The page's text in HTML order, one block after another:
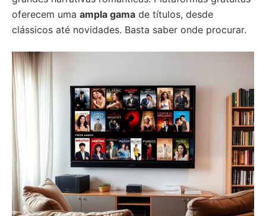
oferecem uma ampla gama de títulos, desde
clássicos até novidades. Basta saber onde procurar.